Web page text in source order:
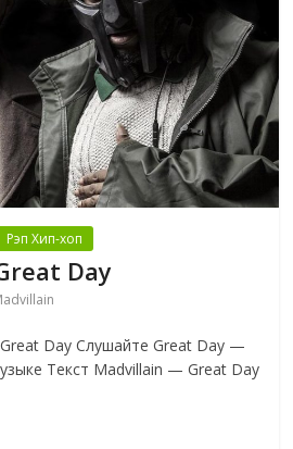
Рэп Хип-хоп
Day
Day Слушайте Great Day —
Текст Madvillain — Great Day